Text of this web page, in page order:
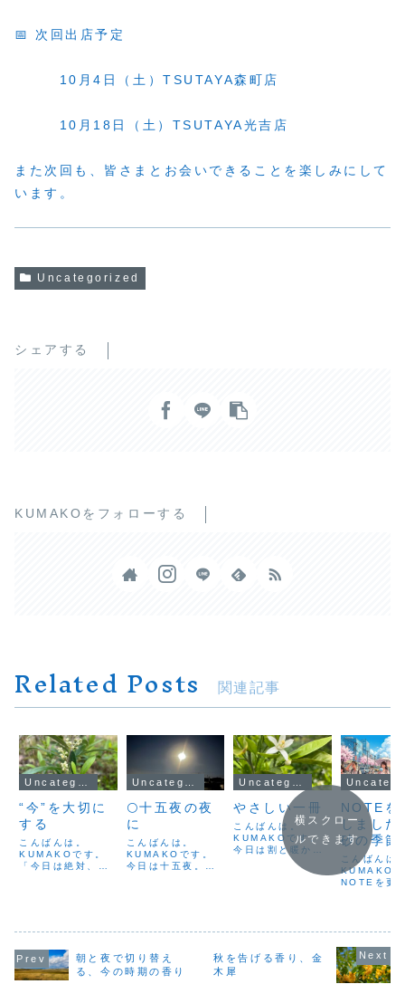
📅 次回出店予定
10月4日（土）TSUTAYA森町店
10月18日（土）TSUTAYA光吉店
また次回も、皆さまとお会いできることを楽しみにして
います。
Uncategorized
シェアする
KUMAKOをフォローする
Related Posts 関連記事
“今”を大切に
する
こんばんは。
KUMAKOです。
「今日は絶対、仕
んとか立ち上がっ
て、香りを手に取
ることから始めま
🌕十五夜の夜
に
こんばんは。
KUMAKOです。
今日は十五夜。夜
るような、美しい
夜です。十五夜
やさしい一冊
こんばんは。
KUMAKOです。
今日は割と暖かく
て、過ごしやすい
一日でした。特別
れど、ちゃんとし
ゃんとしているか
ら大丈夫。今日も
NOTEを
しました
砂の季節
すすめの
と深呼吸
こんばんは
KUMAKO
NOTEを更
これから気
て書いてい
春から初夏
うこの時期
横スクロー
ルできます
朝と夜で切り替え
る、今の時期の香り
秋を告げる香り、金
木犀